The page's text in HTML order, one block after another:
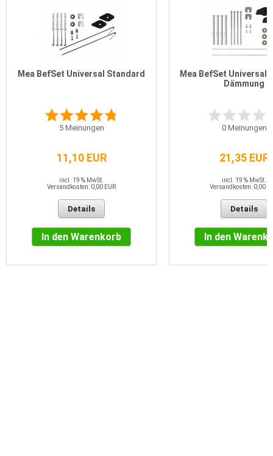
Mea BefSet Universal Standard
5Meinungen
11,10 EUR
incl. 19 % MwSt.
Versandkosten: 0,00 EUR
Details
In den Warenkorb
Mea BefSet Universal
Dämmung
0Meinungen
21,35 EUR
incl. 19 % MwSt.
Versandkosten: 0,00
Details
In den